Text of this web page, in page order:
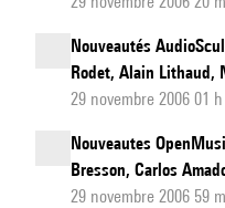
Nouveautés
Rodet, Alain Lithaud,
29 novembre 2006 01
Nouveautes
Bresson, Carlos
29 novembre 2006 59